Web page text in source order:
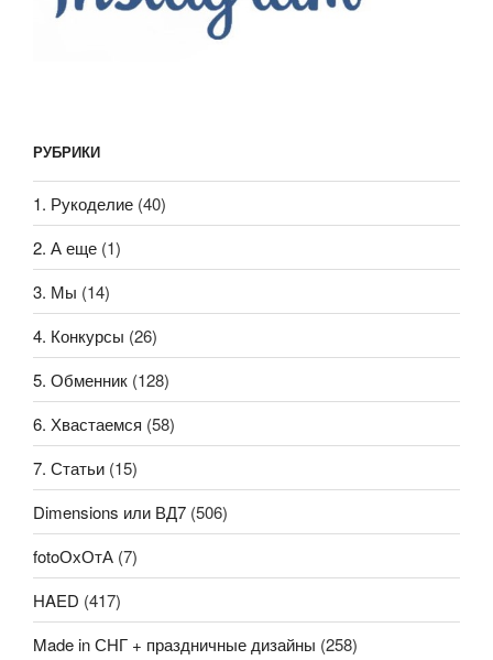
РУБРИКИ
1. Рукоделие (40)
2. А еще (1)
3. Мы (14)
4. Конкурсы (26)
5. Обменник (128)
6. Хвастаемся (58)
7. Статьи (15)
Dimensions или ВД7 (506)
fotoОхОтА (7)
HAED (417)
Made in СНГ + праздничные дизайны (258)